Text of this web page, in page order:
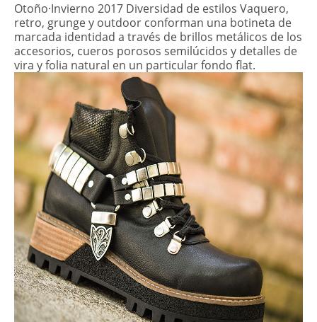
Otoño·Invierno 2017 Diversidad de estilos Vaquero,
retro, grunge y outdoor conforman una botineta de
marcada identidad a través de brillos metálicos de los
accesorios, cueros porosos semilúcidos y detalles de
vira y folia natural en un particular fondo flat.